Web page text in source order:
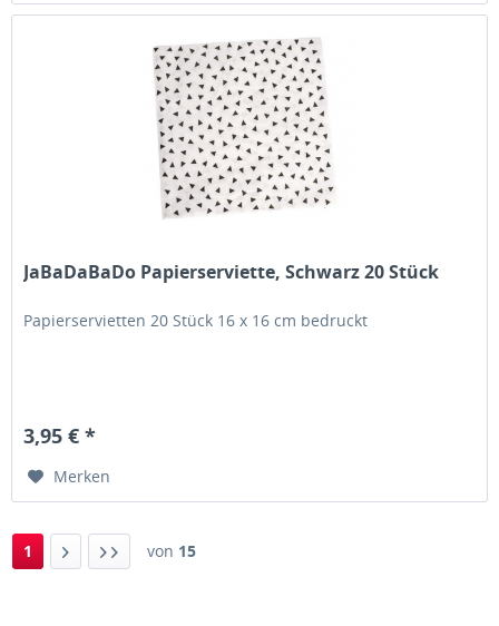
JaBaDaBaDo Papierserviette, Schwarz 20 Stück
Papierservietten 20 Stück 16 x 16 cm bedruckt
3,95 € *
Merken
1 von 15